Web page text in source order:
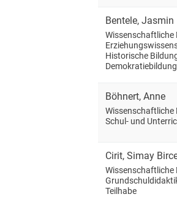
Bentele,Jasmin
Wissenschaftliche
Historische
Demokratiebildung
Böhnert,Anne
Wissenschaftliche
Schul- und
Cirit,Simay
Wissenschaftliche
Teilhabe